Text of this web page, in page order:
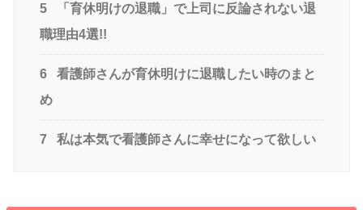
5
「育休明けの退職」で上司に反論されない退
職理由4選!!
6
看護師さんが育休明けに退職したい時のまと
め
7 私は本気で看護師さんに幸せになって欲しい